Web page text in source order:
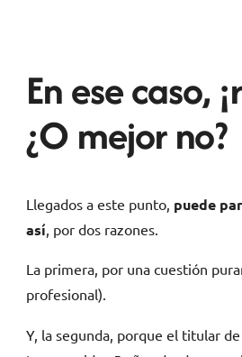
En ese caso,
¿O mejor no?
Llegados a este punto, puede
así, por dos razones.
La primera, por una cuestión
profesional).
Y, la segunda, porque el titular